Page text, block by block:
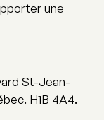
une
St-Jean-
H1B 4A4.